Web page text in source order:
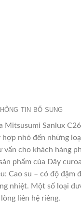
TIN BỔ SUNG
Mitsusumi Sanlux
nhỏ đến những
vấn cho khách hàng
phẩm của Dây
Cao su – có độ đậm
nhiệt. Một số loại
liên hệ riêng.